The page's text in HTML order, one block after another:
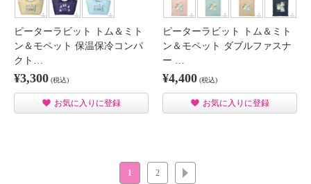
ピーターラビット トム＆ミト
ン＆モペット 保温保冷コンパ
クト…
¥3,300 (税込)
お気に入りに登録
ピーターラビット トム＆ミト
ン＆モペット ダブルファスナ
ー …
¥4,400 (税込)
お気に入りに登録
1 2